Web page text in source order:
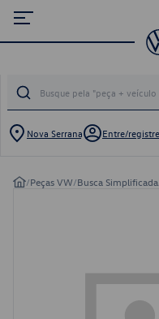
Nova Serrana Entre/
/Peças VW/Busca Simplificada